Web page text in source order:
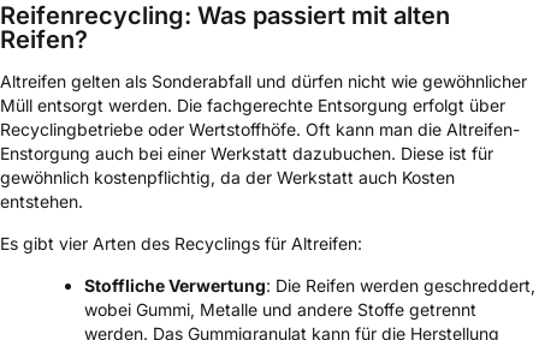
Reifenrecycling: Was passiert mit alten
Reifen?
Altreifen gelten als Sonderabfall und dürfen nicht wie gewöhnlicher
Müll entsorgt werden. Die fachgerechte Entsorgung erfolgt über
Recyclingbetriebe oder Wertstoffhöfe. Oft kann man die Altreifen-
Enstorgung auch bei einer Werkstatt dazubuchen. Diese ist für
gewöhnlich kostenpflichtig, da der Werkstatt auch Kosten
entstehen.
Es gibt vier Arten des Recyclings für Altreifen:
Stoffliche Verwertung: Die Reifen werden geschreddert,
wobei Gummi, Metalle und andere Stoffe getrennt
werden. Das Gummigranulat kann für die Herstellung